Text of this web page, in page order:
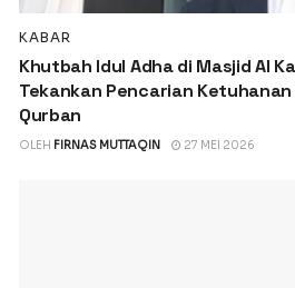
KABAR
Khutbah Idul Adha di Masjid Al
Tekankan Pencarian Ketuhanan
Qurban
OLEH FIRNAS MUTTAQIN 27 MEI 2026